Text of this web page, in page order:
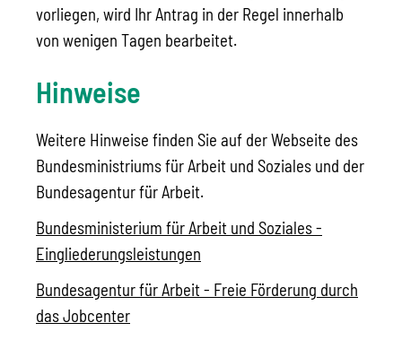
vorliegen, wird Ihr Antrag in der Regel innerhalb
von wenigen Tagen bearbeitet.
Hinweise
Weitere Hinweise finden Sie auf der Webseite des
Bundesministriums für Arbeit und Soziales und der
Bundesagentur für Arbeit.
Bundesministerium für Arbeit und Soziales -
Eingliederungsleistungen
Bundesagentur für Arbeit - Freie Förderung durch
das Jobcenter